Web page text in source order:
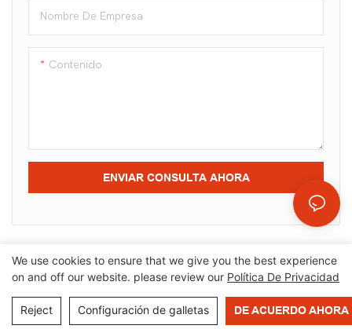
Nombre De Empresa
Contenido
ENVIAR CONSULTA AHORA
Política de privacidad
We use cookies to ensure that we give you the best experience
on and off our website. please review our Política De Privacidad
Reject Configuración de galletas DE ACUERDO AHORA